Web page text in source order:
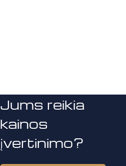
Jums reikia
kainos
įvertinimo?